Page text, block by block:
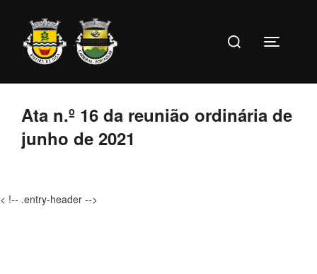
conteúdo
por:
Toggle
Ata n.º 16 da reunião ordinária de
junho de 2021
< !-- .entry-header -->